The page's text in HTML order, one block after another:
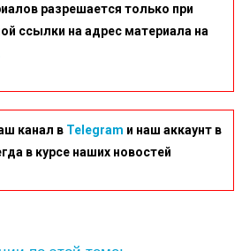
разрешается только при
ссылки на адрес материала на
канал в Telegram и наш аккаунт в
в курсе наших новостей